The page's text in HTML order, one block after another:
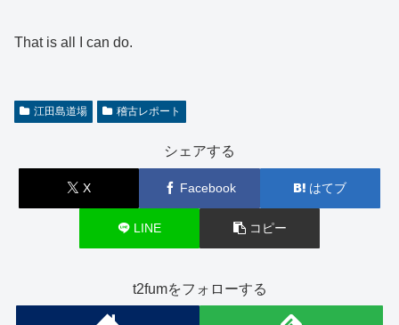
That is all I can do.
江田島道場 稽古レポート
シェアする
X Facebook はてブ
LINE コピー
t2fumをフォローする